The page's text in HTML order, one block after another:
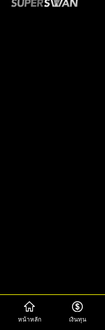
หน้าหลัก เงินทุน